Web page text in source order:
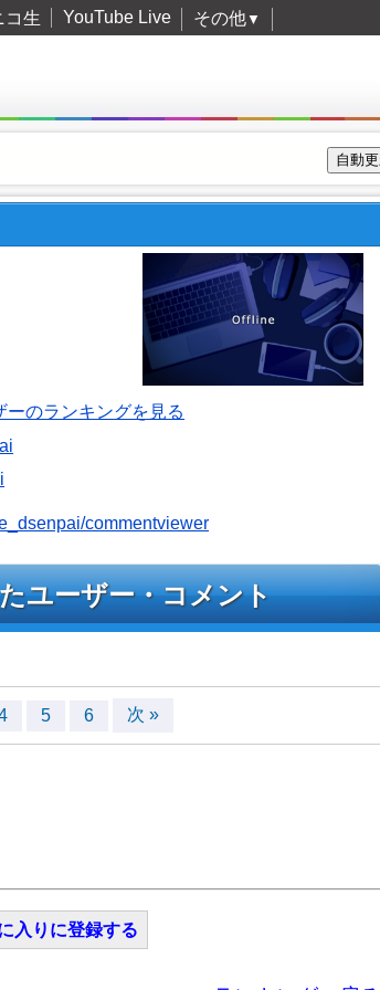
コ生 YouTube Live その他▼
ーのランキングを見る
commentviewer
ユーザー・コメント
5 6 次 »
入りに登録する